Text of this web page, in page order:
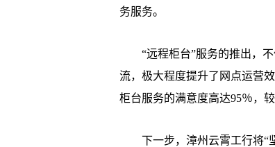
务服务。
“远程柜台”服务的推出，不
流，极大程度提升了网点运营
柜台服务的满意度高达95％，
下一步，漳州云霄工行将“坚